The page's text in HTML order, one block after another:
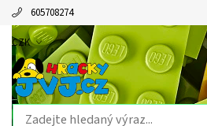
605708274
CZK